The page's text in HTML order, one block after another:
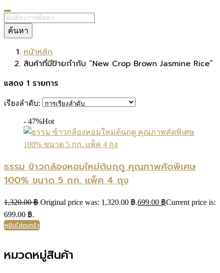
ค้นหา
หน้าหลัก
สินค้าที่มีป้ายกำกับ “New Crop Brown Jasmine Rice”
แสดง 1 รายการ
เรียงลำดับ:
- 47%Hot
ธรรม ข้าวกล้องหอมใหม่ต้นฤดู คุณภาพคัดพิเศษ
100% ขนาด 5 กก. แพ็ค 4 ถุง
1,320.00฿ Original price was: 1,320.00 ฿.699.00 ฿Current price is:
699.00 ฿.
หยิบใส่ตะกร้า
หมวดหมู่สินค้า